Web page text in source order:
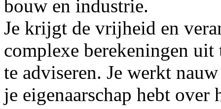
bouw en industrie.
Je krijgt de vrijheid en
complexe berekeningen uit
te adviseren. Je werkt
je eigenaarschap hebt over